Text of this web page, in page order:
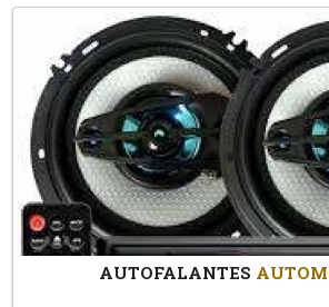
AUTOFALANTES